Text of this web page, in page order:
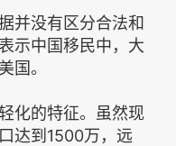
没有区分合法和
示中国移民中，大
国。
的特征。虽然现
达到1500万，远